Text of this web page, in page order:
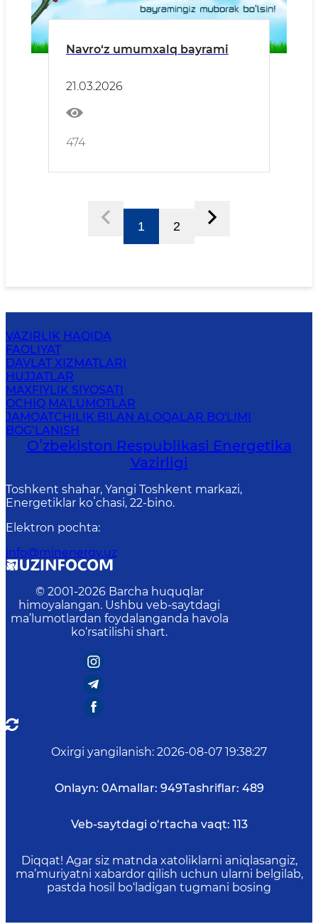
Navro‘z umumxalq bayrami
21.03.2026
474
1 2
VAZIRLIK HAQIDA
FAOLIYAT
DAVLAT XIZMATLARI
HUJJATLAR
MAXFIYLIK SIYOSATI
OCHIQ MA'LUMOTLAR
JAMOATCHILIK BILAN ALOQALAR BO'LIMI
BOG‘LANISH
Oʻzbekiston Respublikasi Energetika
Vazirligi
Toshkent shahar, Yangi Toshkent markazi,
Energetiklar koʻchasi, 22-bino.
Elektron pochta:
info@minenergy.uz
© 2001-2026 Barcha huquqlar
himoyalangan. Ushbu veb-saytdagi
ma’lumotlardan foydalanganda havola
ko‘rsatilishi shart.
Oxirgi yangilanish: 2026-08-07 19:38:27
Onlayn: 0Amallar: 949Tashriflar: 489
Veb-saytdagi o‘rtacha vaqt: 113
Diqqat! Agar siz matnda xatoliklarni aniqlasangiz,
ma’muriyatni xabardor qilish uchun ularni belgilab,
pastda hosil bo‘ladigan tugmani bosing